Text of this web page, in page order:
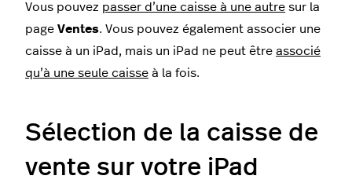
Vous pouvez passer d’une caisse à une autre sur la
page Ventes. Vous pouvez également associer une
caisse à un iPad, mais un iPad ne peut être associé
qu’à une seule caisse à la fois.
Sélection de la caisse de
vente sur votre iPad